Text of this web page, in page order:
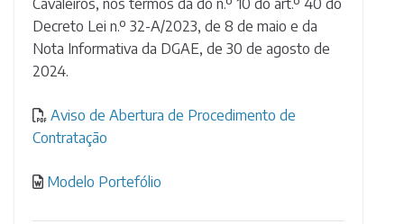
Cavaleiros, nos termos da do n.º 10 do art.º 40 do
Decreto Lei n.º 32-A/2023, de 8 de maio e da
Nota Informativa da DGAE, de 30 de agosto de
2024.
Aviso de Abertura de Procedimento de
Contratação
Modelo Portefólio